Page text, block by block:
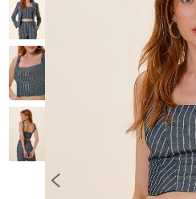
JAQUETA
SHORT
CALÇA JEANS
COLETE